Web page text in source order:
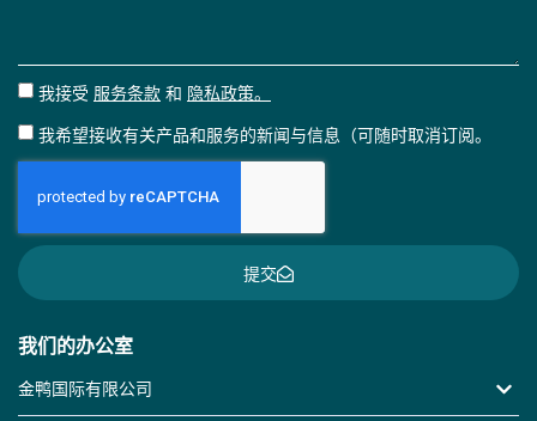
我们的办公室
金鸭国际有限公司
我接受 服务条款 和 隐私政策。
我希望接收有关产品和服务的新闻与信息（可随时取消订阅。
提交